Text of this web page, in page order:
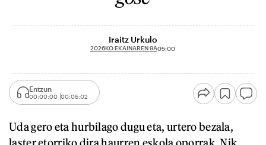
Iraitz Urkulo
2026KO EKAINAREN 9A05:00
Entzun
00:00:00 00:06:02
Uda gero eta hurbilago dugu eta, urtero bezala,